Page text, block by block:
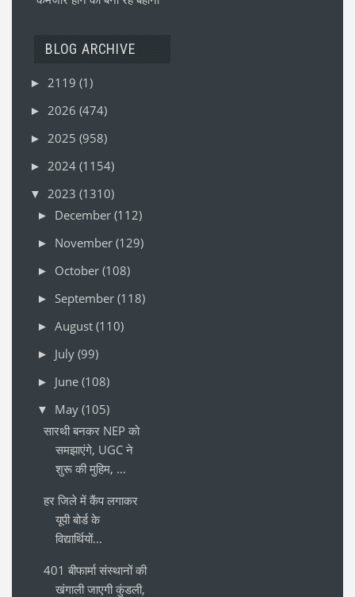
BLOG ARCHIVE
► 2119 (1)
► 2026 (474)
► 2025 (958)
► 2024 (1154)
▼ 2023 (1310)
► December (112)
► November (129)
► October (108)
► September (118)
► August (110)
► July (99)
► June (108)
▼ May (105)
सारथी बनकर NEP को
समझाएंगे, UGC ने
शुरू की मुहिम, ...
हर जिले में कैंप लगाकर
यूपी बोर्ड के
विद्यार्थियों...
401 बीफार्मा संस्थानों की
खंगाली जाएगी कुंडली,